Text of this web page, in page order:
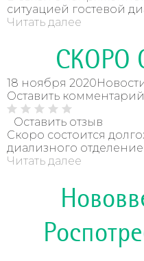
ситуацией гостевой
Читать далее
СКОРО
18 ноября 2020
Оставить комментарий
Оставить отзыв
Скоро состоится
диализного отделение
Читать далее